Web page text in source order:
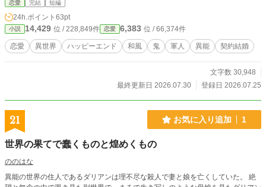
う告げた男との、偽りの結婚生活。 しかし千隼と過ごすう
ち、役に立つことでしか自分の価値を測れなかった椛の中
に、これまで知らなかった感情が芽生えてゆき……。
恋愛 完結 短編
24h.ポイント 63pt
小説 14,429 位 / 228,849件 恋愛 6,383 位 / 66,374件
恋愛 異世界 ハッピーエンド 和風 鬼 軍人 異能 契約結婚
文字数 30,948
最終更新日 2026.07.30
登録日 2026.07.25
21 お気に入り追加 1
世界の果てで蠢くものと煌めくもの
ののはな
異能の世界の住人であるダリアンは理不尽な殺人で妻と娘を亡くしていた。 絶